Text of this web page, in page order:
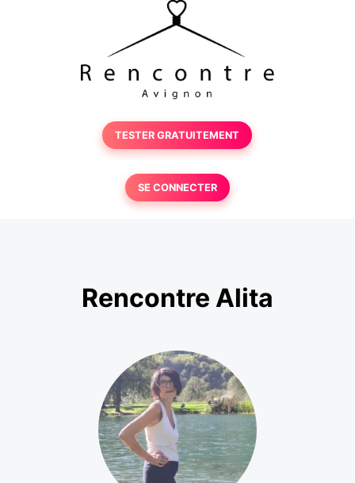
TESTER GRATUITEMENT
SE CONNECTER
Rencontre Alita